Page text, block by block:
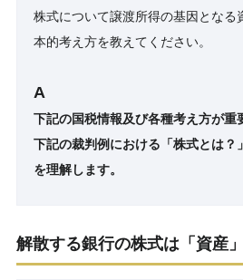
株式について譲渡所得の基因となる
本的考え方を教えてください。
A
下記の国税情報及び各種考え方が重
下記の裁判例における「株式とは？
を理解します。
解散する銀行の株式は「資産